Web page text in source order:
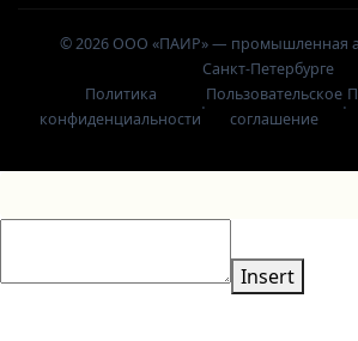
© 2026 ООО «ПАИР» — промышленная
Санкт-Петербурге
Политика
конфиденциальности
·
Пользовательское
соглашение
·
Insert